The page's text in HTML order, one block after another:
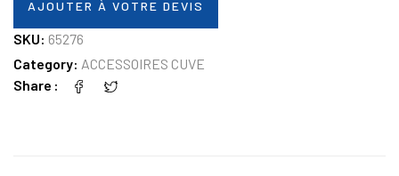
AJOUTER À VOTRE DEVIS
SKU: 65276
Category: ACCESSOIRES CUVE
Share